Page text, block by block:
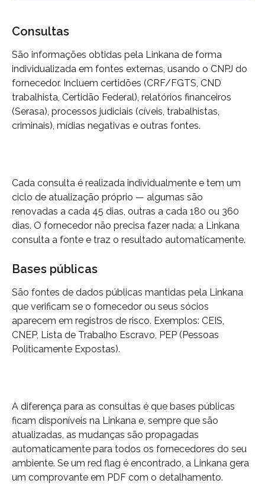
Consultas
São informações obtidas pela Linkana de forma
individualizada em fontes externas, usando o CNPJ do
fornecedor. Incluem certidões (CRF/FGTS, CND
trabalhista, Certidão Federal), relatórios financeiros
(Serasa), processos judiciais (cíveis, trabalhistas,
criminais), mídias negativas e outras fontes.
Cada consulta é realizada individualmente e tem um
ciclo de atualização próprio — algumas são
renovadas a cada 45 dias, outras a cada 180 ou 360
dias. O fornecedor não precisa fazer nada: a Linkana
consulta a fonte e traz o resultado automaticamente.
Bases públicas
São fontes de dados públicas mantidas pela Linkana
que verificam se o fornecedor ou seus sócios
aparecem em registros de risco. Exemplos: CEIS,
CNEP, Lista de Trabalho Escravo, PEP (Pessoas
Politicamente Expostas).
A diferença para as consultas é que bases públicas
ficam disponíveis na Linkana e, sempre que são
atualizadas, as mudanças são propagadas
automaticamente para todos os fornecedores do seu
ambiente. Se um red flag é encontrado, a Linkana gera
um comprovante em PDF com o detalhamento.